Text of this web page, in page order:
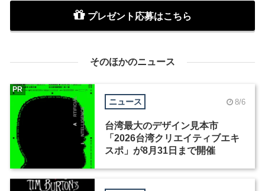
プレゼント応募はこちら
そのほかのニュース
ニュース 8/6
台湾最大のデザイン見本市
「2026台湾クリエイティブエキ
スポ」が8月31日まで開催
PR